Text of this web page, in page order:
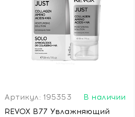
Артикул: 195353
В наличии
REVOX B77 Увлажняющий